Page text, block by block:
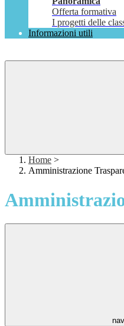
Offerta formativa
I progetti delle
Informazioni utili
Home >
Amministrazione